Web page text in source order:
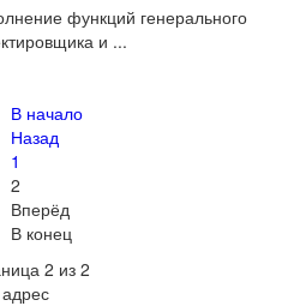
функций генерального
и ...
В начало
Назад
1
2
Вперёд
В конец
2 из 2